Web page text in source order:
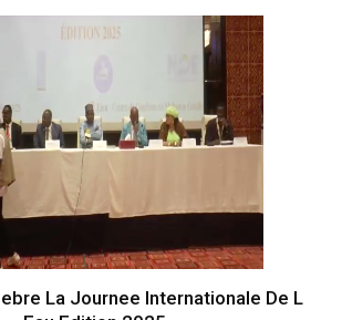
La Journee Internationale De L